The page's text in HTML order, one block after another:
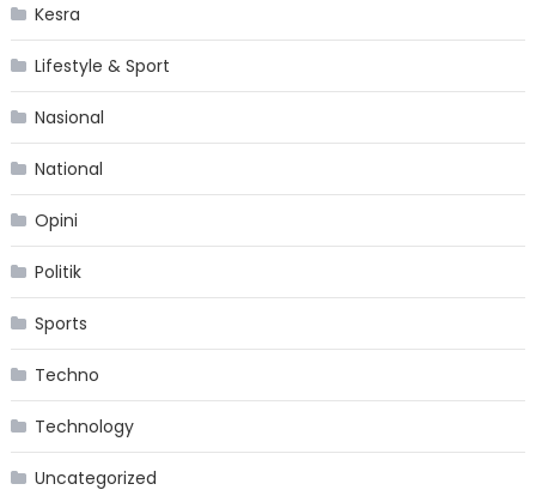
Kesra
Lifestyle & Sport
Nasional
National
Opini
Politik
Sports
Techno
Technology
Uncategorized